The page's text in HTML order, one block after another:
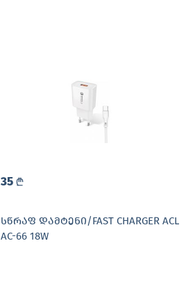
35 L
ᲡᲬᲠᲐᲤ ᲓᲐᲛᲢᲔᲜᲘ/FAST CHARGER ACL
AC-66 18W